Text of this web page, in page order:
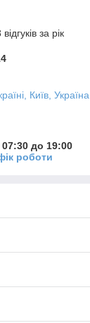
за рік
Київ, Україна
до 19:00
роботи